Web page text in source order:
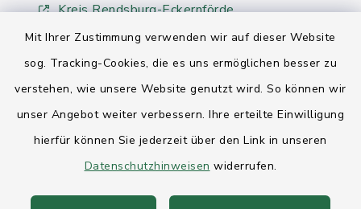
Mit Ihrer Zustimmung verwenden wir auf dieser Website
sog. Tracking-Cookies, die es uns ermöglichen besser zu
verstehen, wie unsere Website genutzt wird. So können wir
unser Angebot weiter verbessern. Ihre erteilte Einwilligung
hierfür können Sie jederzeit über den Link in unseren
Datenschutzhinweisen widerrufen.
Kreis Rendsburg-Eckernförde
AktivRegion Mittelholstein
Kontakt